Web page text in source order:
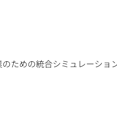
ための統合シミュレーショ